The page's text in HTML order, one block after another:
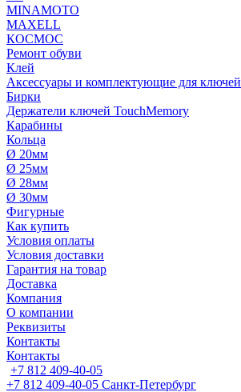
MINAMOTO
MAXELL
КОСМОС
Ремонт обуви
Клей
Аксессуары и комплектующие для ключей
Бирки
Держатели ключей TouchMemory
Карабины
Кольца
Ø 20мм
Ø 25мм
Ø 28мм
Ø 30мм
Фигурные
Как купить
Условия оплаты
Условия доставки
Гарантия на товар
Доставка
Компания
О компании
Реквизиты
Контакты
Контакты
+7 812 409-40-05
+7 812 409-40-05 Санĸт-Петербург